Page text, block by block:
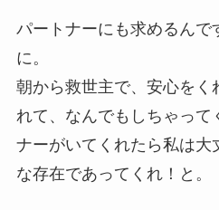
パートナーにも求めるんで
に。
朝から救世主で、安心をく
れて、なんでもしちゃって
ナーがいてくれたら私は大
な存在であってくれ！と。